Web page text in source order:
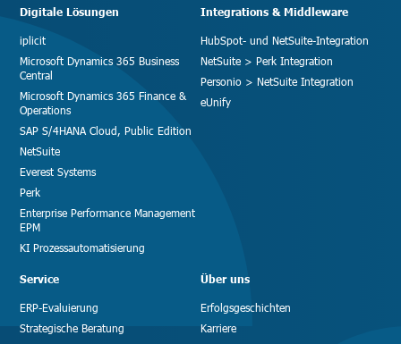
Digitale Lösungen
iplicit
Microsoft Dynamics 365 Business
Central
Microsoft Dynamics 365 Finance &
Operations
SAP S/4HANA Cloud, Public Edition
NetSuite
Everest Systems
Perk
Enterprise Performance Management
EPM
KI Prozessautomatisierung
Integrations & Middleware
HubSpot- und NetSuite-Integration
NetSuite > Perk Integration
Personio > NetSuite Integration
eUnify
Service
ERP-Evaluierung
Strategische Beratung
Über uns
Erfolgsgeschichten
Karriere